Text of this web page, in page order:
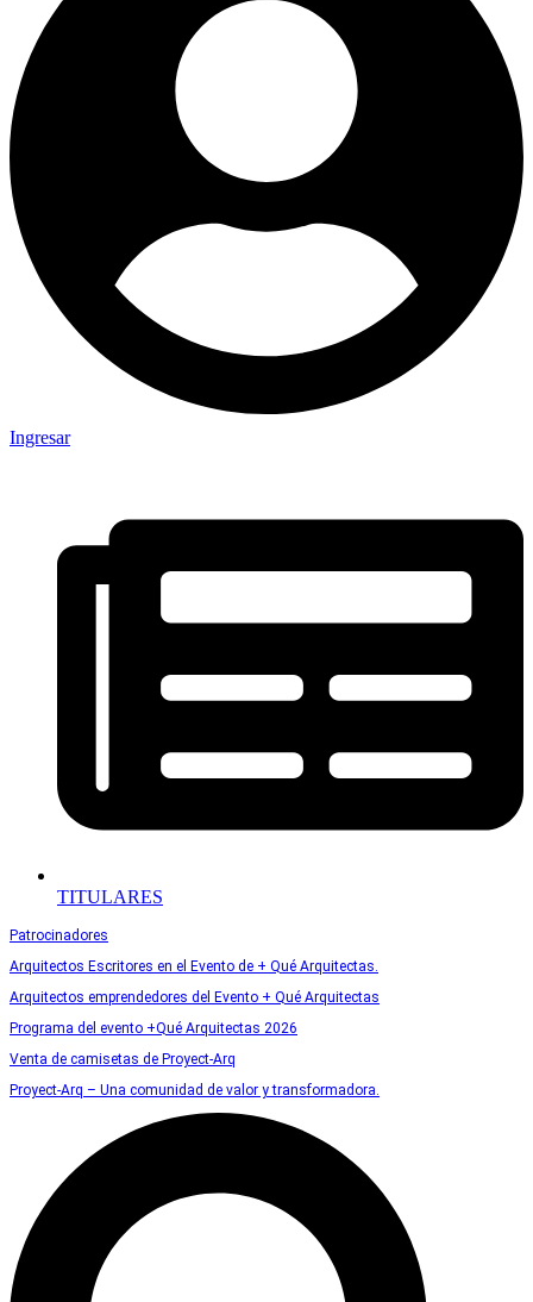
Ingresar
TITULARES
Patrocinadores
Arquitectos Escritores en el Evento de + Qué Arquitectas.
Arquitectos emprendedores del Evento + Qué Arquitectas
Programa del evento +Qué Arquitectas 2026
Venta de camisetas de Proyect-Arq
Proyect-Arq – Una comunidad de valor y transformadora.